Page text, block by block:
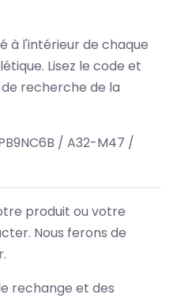
à l'intérieur de chaque
Lisez le code et
recherche de la
/ A32-M47 /
produit ou votre
Nous ferons de
rechange et des